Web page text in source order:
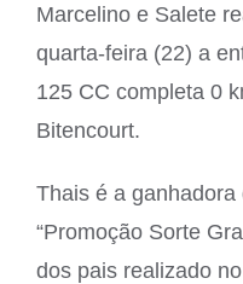
Marcelino e Salete
quarta-feira (22) a
125 CC completa 0
Bitencourt.
Thais é a ganhadora
“Promoção Sorte
dos pais realizado